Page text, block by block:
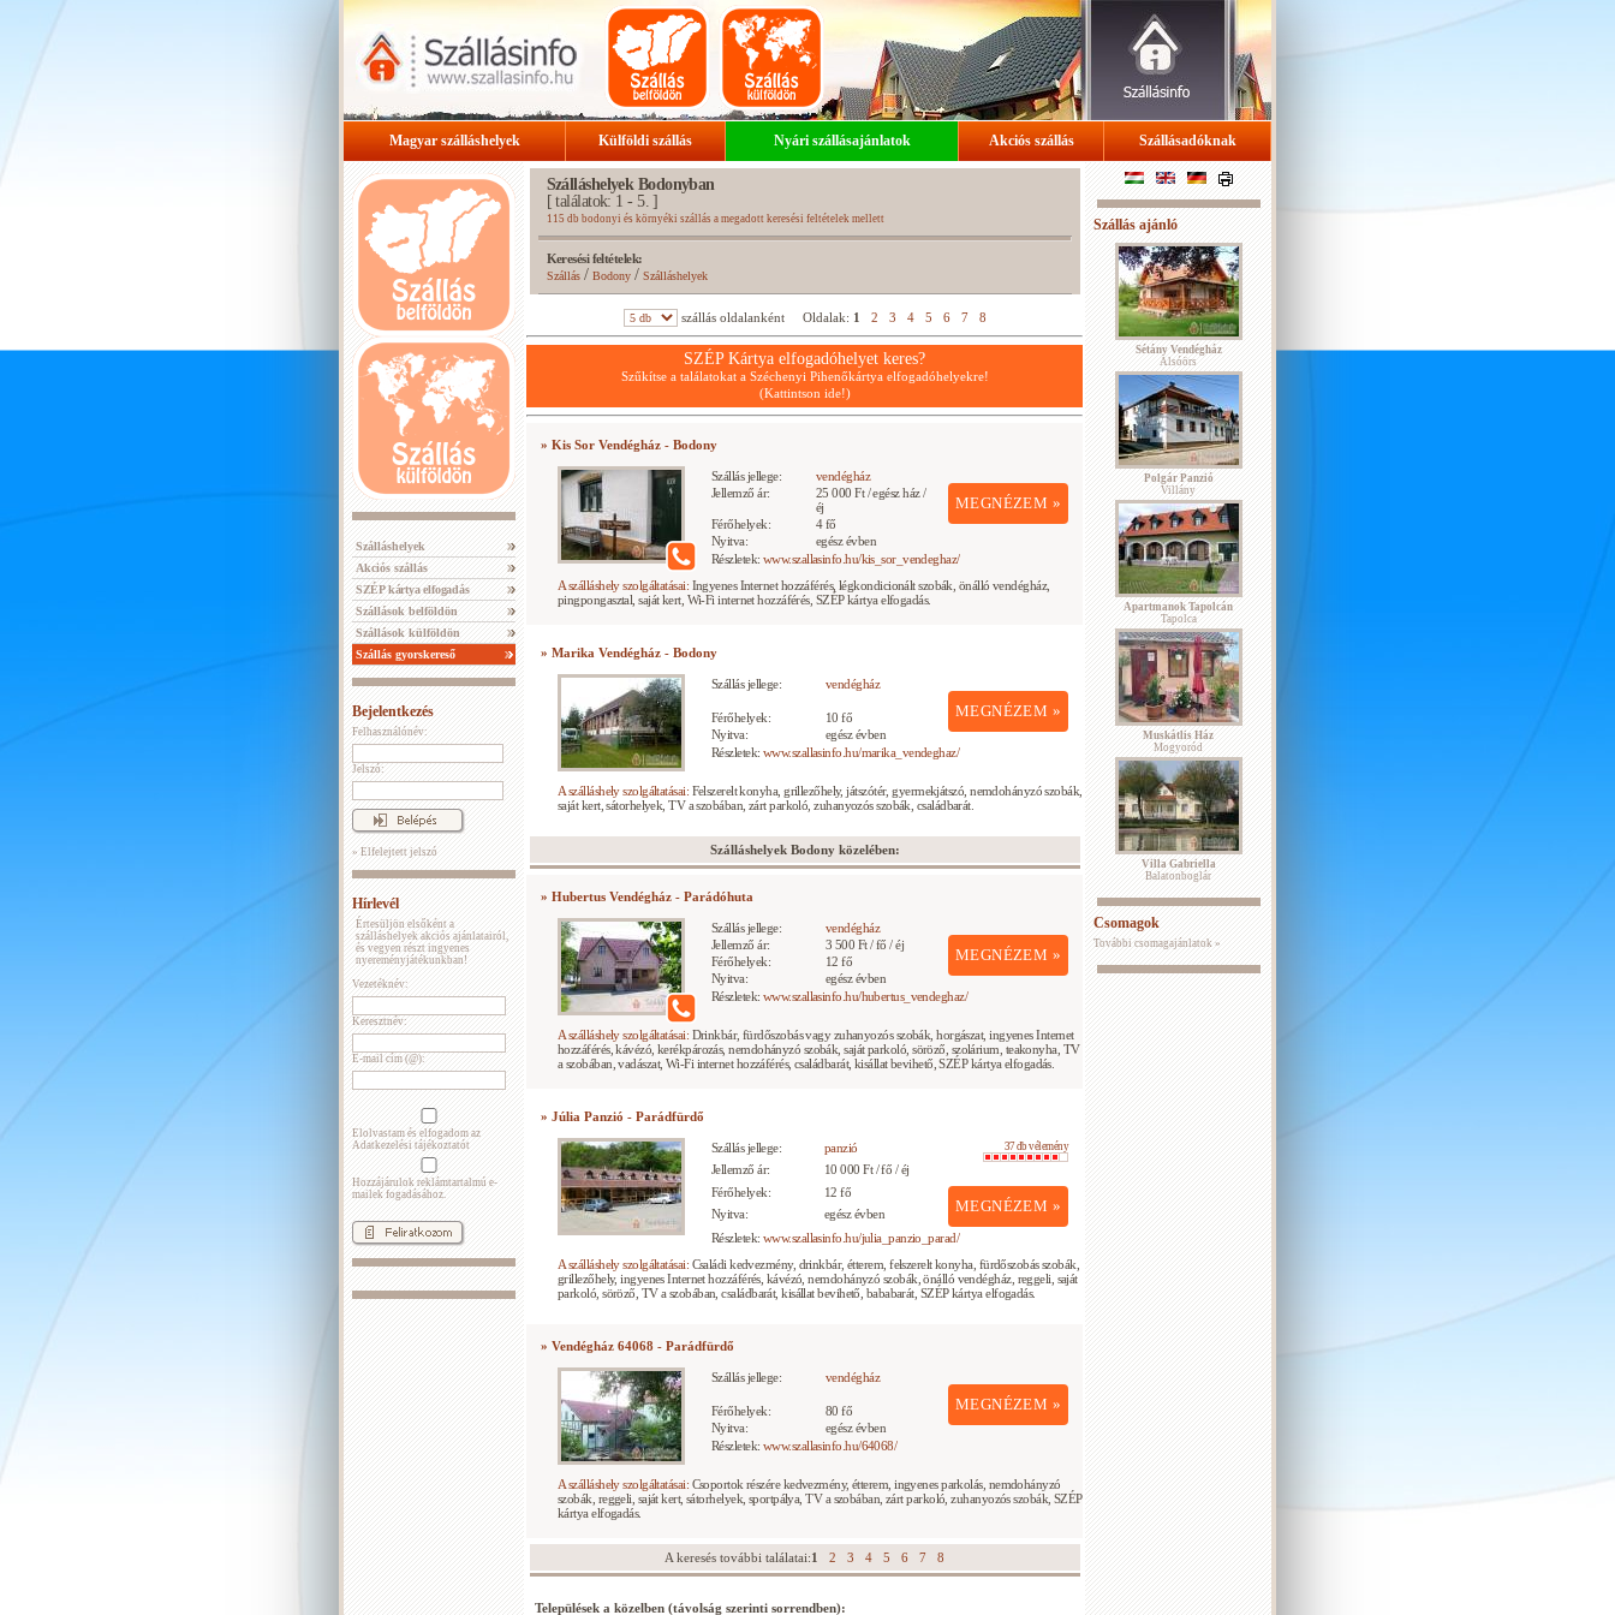
Magyar szálláshelyek Külföldi szállás Nyári szállásajánlatok Akciós szállás Szállásadóknak
Szálláshelyek
Akciós szállás
SZÉP kártya elfogadás
Szállások belföldön
Szállások külföldön
Szállás gyorskereső
Bejelentkezés
Felhasználónév:
Jelszó:
» Elfelejtett jelszó
Hírlevél
Értesüljön elsőként a
szálláshelyek akciós ajánlatairól,
és vegyen részt ingyenes
nyereményjátékunkban!
Vezetéknév:
Keresztnév:
E-mail cím (@):
Elolvastam és elfogadom az
Adatkezelési tájékoztatót
Hozzájárulok reklámtartalmú e-
mailek fogadásához.
Szálláshelyek Bodonyban
[ találatok: 1 - 5. ]
115 db bodonyi és környéki szállás a megadott keresési feltételek mellett
Keresési feltételek:
Szállás/ Bodony/Szálláshelyek
szállás oldalanként Oldalak: 1 2 3 4 5 6 7 8
SZÉP Kártya elfogadóhelyet keres?
Szűkítse a találatokat a Széchenyi Pihenőkártya elfogadóhelyekre!
(Kattintson ide!)
» Kis Sor Vendégház - Bodony
Szállás jellege: vendégház
MEGNÉZEM »
Jellemző ár:
25 000 Ft / egész ház /
éj
Férőhelyek:
4 fő
Nyitva:
egész évben
Részletek: www.szallasinfo.hu/kis_sor_vendeghaz/
A szálláshely szolgáltatásai: Ingyenes Internet hozzáférés, légkondicionált szobák, önálló vendégház,
pingpongasztal, saját kert, Wi-Fi internet hozzáférés, SZÉP kártya elfogadás.
» Marika Vendégház - Bodony
Szállás jellege: vendégház
MEGNÉZEM »
Férőhelyek:
10 fő
Nyitva:
egész évben
Részletek: www.szallasinfo.hu/marika_vendeghaz/
A szálláshely szolgáltatásai: Felszerelt konyha, grillezőhely, játszótér, gyermekjátszó, nemdohányzó szobák,
saját kert, sátorhelyek, TV a szobában, zárt parkoló, zuhanyozós szobák, családbarát.
Szálláshelyek Bodony közelében:
» Hubertus Vendégház - Parádóhuta
Szállás jellege: vendégház
MEGNÉZEM »
Jellemző ár:
3 500 Ft / fő / éj
Férőhelyek:
12 fő
Nyitva:
egész évben
Részletek: www.szallasinfo.hu/hubertus_vendeghaz/
A szálláshely szolgáltatásai: Drinkbár, fürdőszobás vagy zuhanyozós szobák, horgászat, ingyenes Internet
hozzáférés, kávézó, kerékpározás, nemdohányzó szobák, saját parkoló, söröző, szolárium, teakonyha, TV
a szobában, vadászat, Wi-Fi internet hozzáférés, családbarát, kisállat bevihető, SZÉP kártya elfogadás.
» Júlia Panzió - Parádfürdő
Szállás jellege: panzió 37 db vélemény
MEGNÉZEM »
Jellemző ár:
10 000 Ft / fő / éj
Férőhelyek:
12 fő
Nyitva:
egész évben
Részletek: www.szallasinfo.hu/julia_panzio_parad/
A szálláshely szolgáltatásai: Családi kedvezmény, drinkbár, étterem, felszerelt konyha, fürdőszobás szobák,
grillezőhely, ingyenes Internet hozzáférés, kávézó, nemdohányzó szobák, önálló vendégház, reggeli, saját
parkoló, söröző, TV a szobában, családbarát, kisállat bevihető, bababarát, SZÉP kártya elfogadás.
» Vendégház 64068 - Parádfürdő
Szállás jellege: vendégház
MEGNÉZEM »
Férőhelyek:
80 fő
Nyitva:
egész évben
Részletek: www.szallasinfo.hu/64068/
A szálláshely szolgáltatásai: Csoportok részére kedvezmény, étterem, ingyenes parkolás, nemdohányzó
szobák, reggeli, saját kert, sátorhelyek, sportpálya, TV a szobában, zárt parkoló, zuhanyozós szobák, SZÉP
kártya elfogadás.
A keresés további találatai:1 2 3 4 5 6 7 8
Települések a közelben (távolság szerinti sorrendben):
Szállás ajánló
Sétány Vendégház
Alsóörs
Polgár Panzió
Villány
Apartmanok Tapolcán
Tapolca
Muskátlis Ház
Mogyoród
Villa Gabriella
Balatonboglár
Csomagok
További csomagajánlatok »